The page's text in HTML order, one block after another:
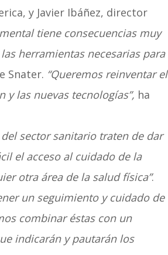
y Javier Ibáñez, director
tiene consecuencias muy
herramientas necesarias para
Snater. “Queremos reinventar el
las nuevas tecnologías”, ha
sector sanitario traten de dar
el acceso al cuidado de la
otra área de la salud física”.
un seguimiento y cuidado de
combinar éstas con un
indicarán y pautarán los